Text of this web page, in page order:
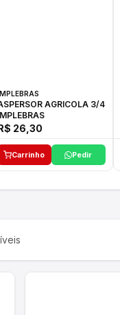
AGRICOLA 3/4
26,30
Carrinho Pedir